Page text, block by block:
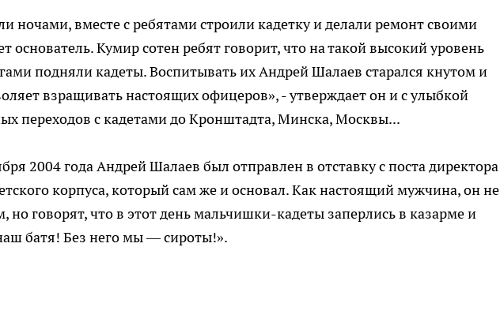
ночами, вместе с ребятами строили кадетку и делали ремонт своими
основатель. Кумир сотен ребят говорит, что на такой высокий уровень
подняли кадеты. Воспитывать их Андрей Шалаев старался кнутом и
взращивать настоящих офицеров», - утверждает он и с улыбкой
переходов с кадетами до Кронштадта, Минска, Москвы...
2004 года Андрей Шалаев был отправлен в отставку с поста директора
корпуса, который сам же и основал. Как настоящий мужчина, он не
но говорят, что в этот день мальчишки-кадеты заперлись в казарме и
батя! Без него мы — сироты!».